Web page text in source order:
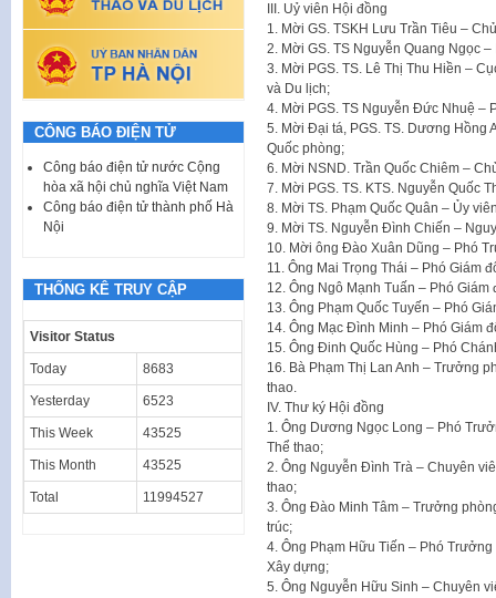
III. Uỷ viên Hội đồng
1. Mời GS. TSKH Lưu Trần Tiêu –
2. Mời GS. TS Nguyễn Quang Ngọc
3. Mời PGS. TS. Lê Thị Thu Hiền –
và Du lịch;
4. Mời PGS. TS Nguyễn Đức Nhuệ –
5. Mời Đại tá, PGS. TS. Dương Hồng
Quốc phòng;
6. Mời NSND. Trần Quốc Chiêm –
7. Mời PGS. TS. KTS. Nguyễn Quốc
8. Mời TS. Phạm Quốc Quân – Ủy
9. Mời TS. Nguyễn Đình Chiến –
10. Mời ông Đào Xuân Dũng – Phó
11. Ông Mai Trọng Thái – Phó Giám
12. Ông Ngô Mạnh Tuấn – Phó
13. Ông Phạm Quốc Tuyến – Phó
14. Ông Mạc Đình Minh – Phó Giám
15. Ông Đinh Quốc Hùng – Phó
16. Bà Phạm Thị Lan Anh – Trưởng
thao.
IV. Thư ký Hội đồng
1. Ông Dương Ngọc Long – Phó
Thể thao;
2. Ông Nguyễn Đình Trà – Chuyên
thao;
3. Ông Đào Minh Tâm – Trưởng
trúc;
4. Ông Phạm Hữu Tiến – Phó
Xây dựng;
5. Ông Nguyễn Hữu Sinh – Chuyên
CÔNG BÁO ĐIỆN TỬ
Công báo điện tử nước Cộng
hòa xã hội chủ nghĩa Việt Nam
Công báo điện tử thành phố Hà
Nội
THỐNG KÊ TRUY CẬP
Visitor Status
Today 8683
Yesterday 6523
This Week 43525
This Month 43525
Total 11994527